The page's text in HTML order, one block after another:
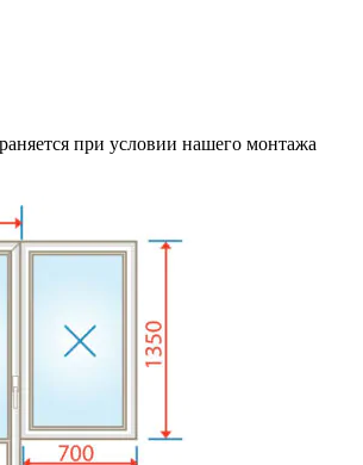
при условии нашего монтажа